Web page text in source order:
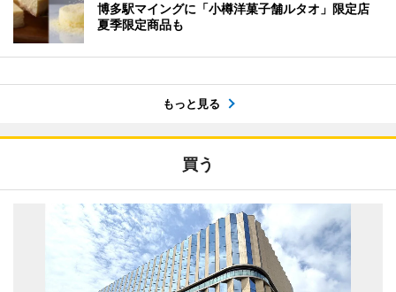
博多駅マイングに「小樽洋菓子舗ルタオ」限定店
夏季限定商品も
もっと見る
買う